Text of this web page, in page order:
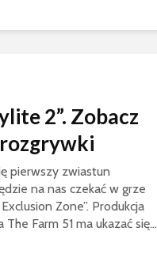
2”. Zobacz
pierwszy zwiastun
na nas czekać w grze
Zone”. Produkcja
Farm 51 ma ukazać się...